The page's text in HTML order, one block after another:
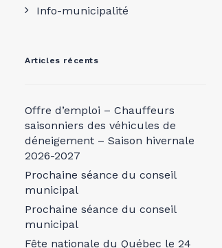
Info-municipalité
Articles récents
Offre d’emploi – Chauffeurs
saisonniers des véhicules de
déneigement – Saison hivernale
2026-2027
Prochaine séance du conseil
municipal
Prochaine séance du conseil
municipal
Fête nationale du Québec le 24